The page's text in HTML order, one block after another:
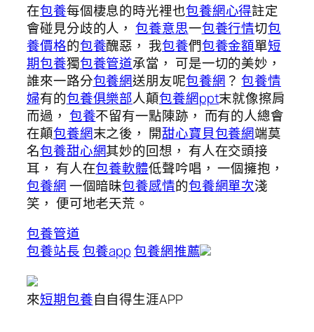
在包養每個棲息的時光裡也包養網心得註定
會碰見分歧的人，包養意思一包養行情切包
養價格的包養醜惡， 我包養們包養金額單短
期包養獨包養管道承當， 可是一切的美妙，
誰來一路分包養網送朋友呢包養網 ？包養情
婦有的包養俱樂部人顛包養網ppt末就像擦肩
而過， 包養不留有一點陳跡， 而有的人總會
在顛包養網末之後， 開甜心寶貝包養網端莫
名包養甜心網其妙的回想， 有人在交頭接
耳， 有人在包養軟體低聲吟唱， 一個擁抱，
包養網一個暗昧包養感情的包養網單次淺
笑， 便可地老天荒。
包養管道
包養站長包養app包養網推薦
來短期包養自自得生涯APP